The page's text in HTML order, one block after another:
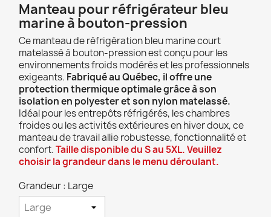
Manteau pour réfrigérateur bleu
marine à bouton-pression
Ce manteau de réfrigération bleu marine court
matelassé à bouton-pression est conçu pour les
environnements froids modérés et les professionnels
exigeants. Fabriqué au Québec, il offre une
protection thermique optimale grâce à son
isolation en polyester et son nylon matelassé.
Idéal pour les entrepôts réfrigérés, les chambres
froides ou les activités extérieures en hiver doux, ce
manteau de travail allie robustesse, fonctionnalité et
confort.Taille disponible du S au 5XL. Veuillez
choisir la grandeur dans le menu déroulant.
Grandeur : Large